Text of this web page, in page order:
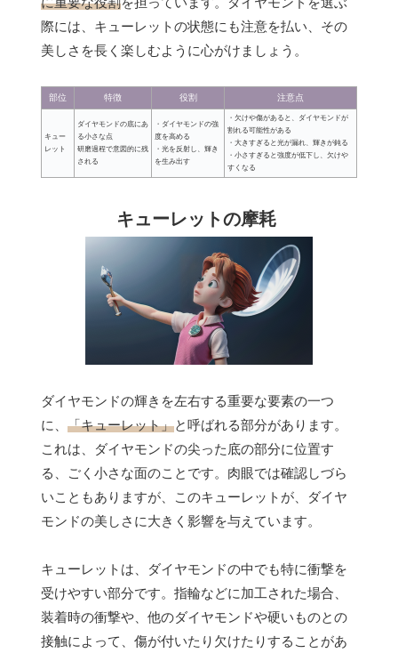
際には、キューレットの状態にも注意を払い、その
美しさを長く楽しむように心がけましょう。
部位 特徴 役割 注意点
キュー
レット
ダイヤモンドの底にあ
る小さな点
研磨過程で意図的に残
される
・ダイヤモンドの強
度を高める
・光を反射し、輝き
を生み出す
・欠けや傷があると、ダイヤモンドが
割れる可能性がある
・大きすぎると光が漏れ、輝きが鈍る
・小さすぎると強度が低下し、欠けや
すくなる
キューレットの摩耗
ダイヤモンドの輝きを左右する重要な要素の一つ
に、 「キューレット」と呼ばれる部分があります。
これは、ダイヤモンドの尖った底の部分に位置す
る、ごく小さな面のことです。肉眼では確認しづら
いこともありますが、このキューレットが、ダイヤ
モンドの美しさに大きく影響を与えています。
キューレットは、ダイヤモンドの中でも特に衝撃を
受けやすい部分です。指輪などに加工された場合、
装着時の衝撃や、他のダイヤモンドや硬いものとの
接触によって、傷が付いたり欠けたりすることがあ